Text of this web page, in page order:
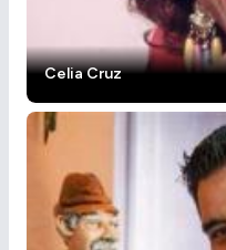
Celia Cruz